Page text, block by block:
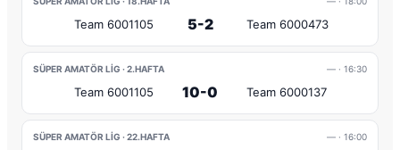
Team 6001105 5-2 Team 6000473
SÜPER AMATÖR LIG · 2.HAFTA — · 16:30
Team 6001105 10-0 Team 6000137
SÜPER AMATÖR LIG · 22.HAFTA — · 16:00